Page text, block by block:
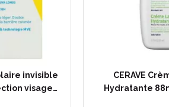
invisible
visage…
CERAVE
Hydratante